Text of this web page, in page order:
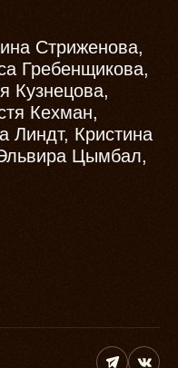
Стриженова,
Гребенщикова,
Кузнецова,
Кехман,
Линдт, Кристина
Цымбал,